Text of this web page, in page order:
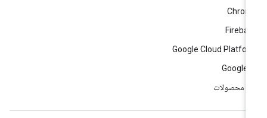
Google Cloud
Google
محصولات